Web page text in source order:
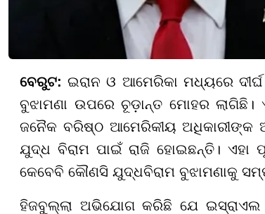
ବେରୁଟ: ଇରାନ ଓ ଆମେରିକା ମଧ୍ୟରେ
ବୁଝାମଣା ଉପରେ ଚୂଡ଼ାନ୍ତ ମୋହର
ଜନୈକ ବରିଷ୍ଠ ଆମେରିକୀୟ ଅଧିକାରୀଙ୍କ
ଯୁଦ୍ଧ ବିରାମ ପାଇଁ ରାଜି ହୋଇଛନ୍ତି। ଏହା
କେବେବି କୌଣସି ଯୁଦ୍ଧବିରାମ ବୁଝାମଣାକୁ
ହିଜବୁଲ୍ଲା ଅଭିଯୋଗ କରିଛି ଯେ ଇସ୍ରାଏଲ